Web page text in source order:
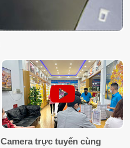
Camera trực tuyến cùng